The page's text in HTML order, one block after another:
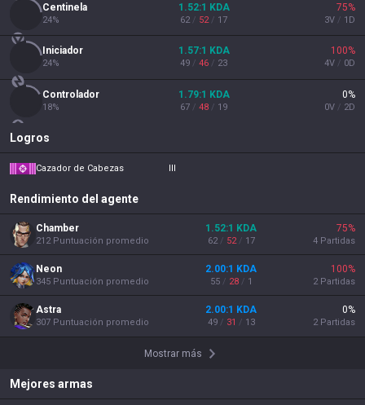
Centinela
24%
1.52:1 KDA
62 / 52/ 17
75%
3V / 1 D
Iniciador
24%
1.57:1 KDA
49 / 46 / 23
100%
4V / 0D
Controlador
18%
1.79:1 KDA
67 / 48 / 19
0%
0V / 2D
Logros
Cazador de Cabezas III
Rendimiento del agente
Chamber
212 Puntuación promedio
1.52:1 KDA
62 / 52/ 17
75%
4 Partidas
Neon
345 Puntuación promedio
2.00:1 KDA
55 / 28/ 1
100%
2 Partidas
Astra
307 Puntuación promedio
2.00:1 KDA
49 / 31 / 13
0%
2 Partidas
Mostrar más
Mejores armas